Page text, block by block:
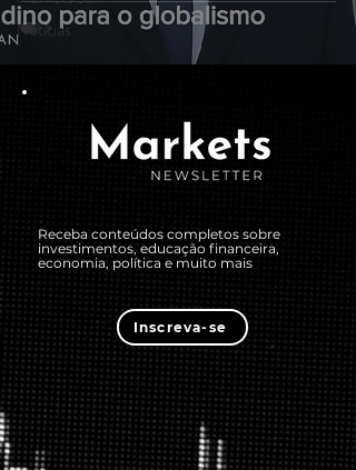
Notícias
Receba conteúdos completos sobre
investimentos, educação financeira,
economia, política e muito mais
Inscreva-se